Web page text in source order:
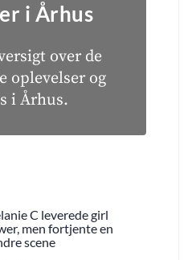
i Århus
over de
oplevelser og
i Århus.
C leverede girl
men fortjente en
scene